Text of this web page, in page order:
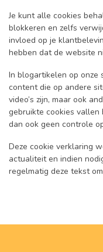
Je kunt alle cookies
blokkeren en zelfs
invloed op je
hebben dat de website
In blogartikelen op onze
content die op andere
video’s zijn, maar ook
gebruikte cookies
dan ook geen controle
Deze cookie verklaring
actualiteit en indien
regelmatig deze tekst